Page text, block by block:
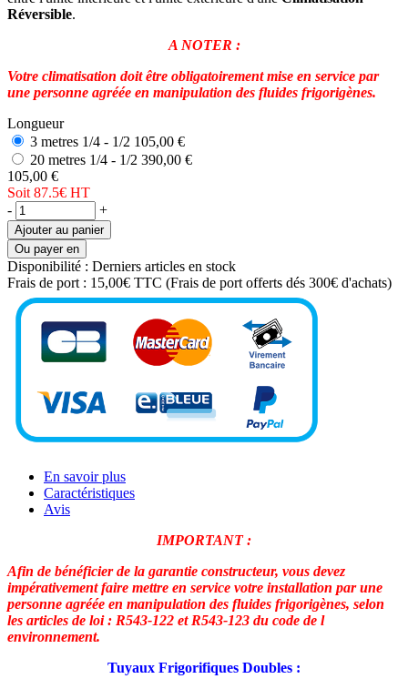
Réversible.
A NOTER :
Votre climatisation doit être obligatoirement mise en service par
une personne agréée en manipulation des fluides frigorigènes.
Longueur
3 metres 1/4 - 1/2 105,00 €
20 metres 1/4 - 1/2 390,00 €
105,00 €
Soit 87.5€ HT
-
+
Ajouter au panier
Ou payer en
Disponibilité : Derniers articles en stock
Frais de port : 15,00€ TTC (Frais de port offerts dés 300€ d'achats)
En savoir plus
Caractéristiques
Avis
IMPORTANT :
Afin de bénéficier de la garantie constructeur, vous devez
impérativement faire mettre en service votre installation par une
personne agréée en manipulation des fluides frigorigènes, selon
les articles de loi : R543-122 et R543-123 du code de l
environnement.
Tuyaux Frigorifiques Doubles :